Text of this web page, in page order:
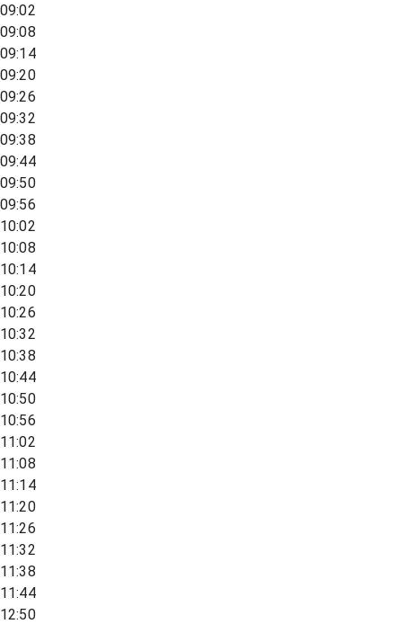
09:02
09:08
09:14
09:20
09:26
09:32
09:38
09:44
09:50
09:56
10:02
10:08
10:14
10:20
10:26
10:32
10:38
10:44
10:50
10:56
11:02
11:08
11:14
11:20
11:26
11:32
11:38
11:44
12:50